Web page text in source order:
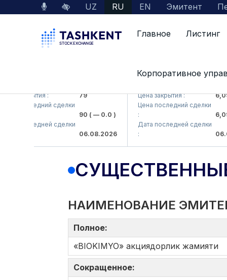
UZ RU EN Эмитент
Главное Листинг
Корпоративное
закрытия :
79
последний сделки
( — 0.0 )
последней сделки
06.08.2026
Цена закрытия :
6,099
Цена последний сделки
Дата последней сделки
НАИМЕНОВАНИЕ
Полное:
«BIOKIMYO» акциядорлик жамияти
Сокращенное: